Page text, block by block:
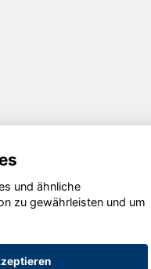
und ähnliche
zu gewährleisten und um